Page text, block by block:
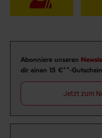
Newsletter
Abonniere unseren
dir einen 15 €**-
Jetzt zum